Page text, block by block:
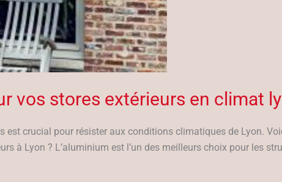
vos stores extérieurs en climat
est crucial pour résister aux conditions climatiques de Lyon.
à Lyon ? L’aluminium est l’un des meilleurs choix pour les